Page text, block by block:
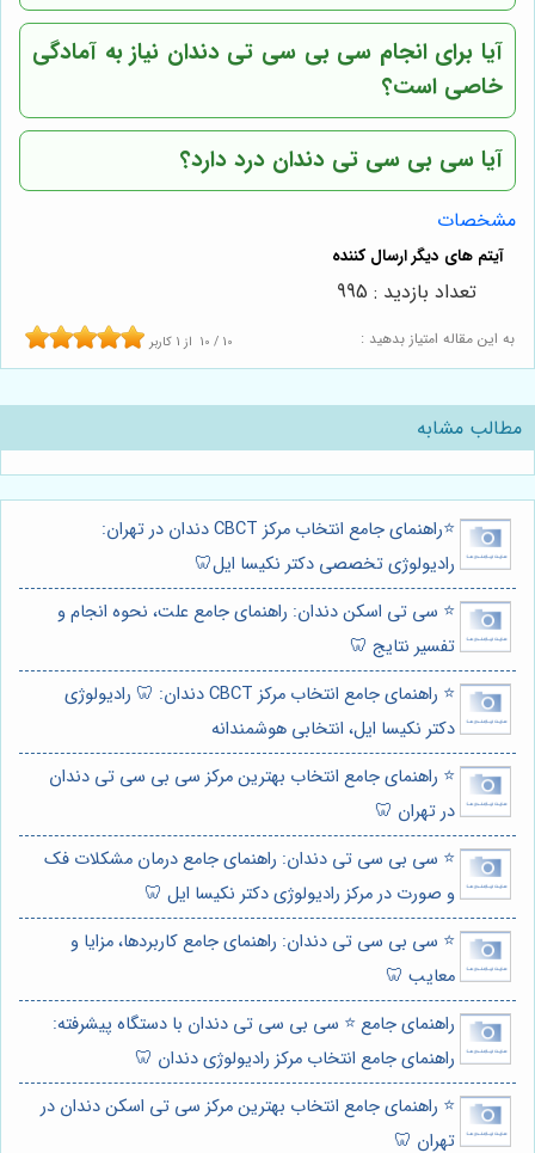
آیا برای انجام سی بی سی تی دندان نیاز به آمادگی
خاصی است؟
آیا سی بی سی تی دندان درد دارد؟
مشخصات
به این مقاله امتیاز بدهید : 10 / 10 از 1 کاربر
تعداد بازدید : 995
مطالب مشابه
⭐️راهنمای جامع انتخاب مرکز CBCT دندان در تهران:
رادیولوژی تخصصی دکتر نکیسا ایل🦷
⭐️ سی تی اسکن دندان: راهنمای جامع علت، نحوه انجام و
تفسیر نتایج 🦷
⭐️ راهنمای جامع انتخاب مرکز CBCT دندان: 🦷 رادیولوژی
دکتر نکیسا ایل، انتخابی هوشمندانه
⭐️ راهنمای جامع انتخاب بهترین مرکز سی بی سی تی دندان
در تهران 🦷
⭐️ سی بی سی تی دندان: راهنمای جامع درمان مشکلات فک
و صورت در مرکز رادیولوژی دکتر نکیسا ایل 🦷
⭐️ سی بی سی تی دندان: راهنمای جامع کاربردها، مزایا و
معایب 🦷
راهنمای جامع ⭐️ سی بی سی تی دندان با دستگاه پیشرفته:
راهنمای جامع انتخاب مرکز رادیولوژی دندان 🦷
⭐️ راهنمای جامع انتخاب بهترین مرکز سی تی اسکن دندان در
تهران 🦷